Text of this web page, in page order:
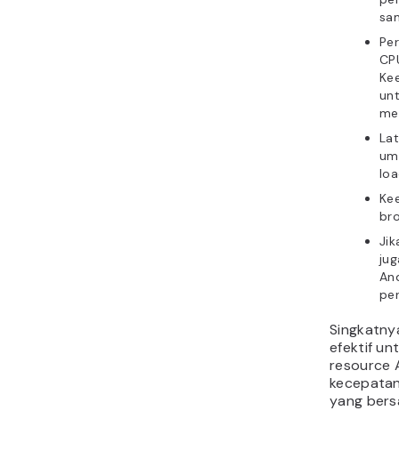
efektif
resource
yang